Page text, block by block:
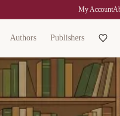
My Account
Authors Publishers